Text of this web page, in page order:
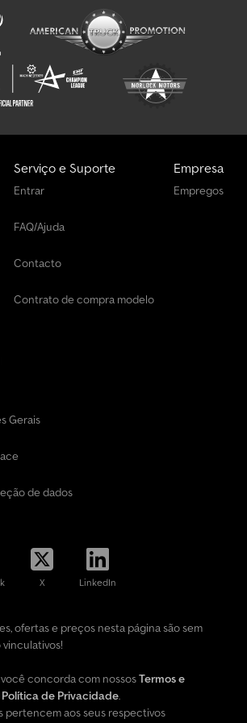
Serviço e Suporte
Entrar
FAQ/Ajuda
Contacto
Contrato de compra modelo
Empresa
Empregos
Gerais
de dados
X LinkedIn
ofertas e preços nesta página são sem
concorda com nossosTermos e
Política de Privacidade.
pertencem aos seus respectivos